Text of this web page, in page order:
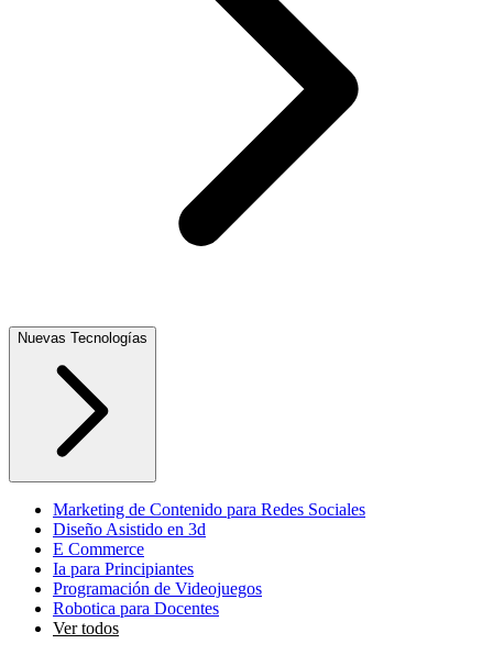
Nuevas Tecnologías
Marketing de Contenido para Redes Sociales
Diseño Asistido en 3d
E Commerce
Ia para Principiantes
Programación de Videojuegos
Robotica para Docentes
Ver todos